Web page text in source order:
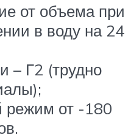
от объема при
в воду на 24
– Г2 (трудно
режим от -180